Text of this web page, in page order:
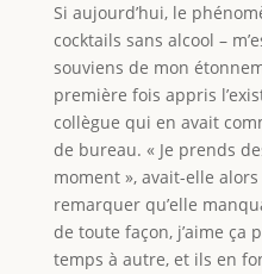
Si aujourd’hui, le
cocktails sans alcool –
souviens de mon
première fois appris
collègue qui en avait
de bureau. « Je prends
moment », avait-elle
remarquer qu’elle
de toute façon, j’aime ça
temps à autre, et ils en